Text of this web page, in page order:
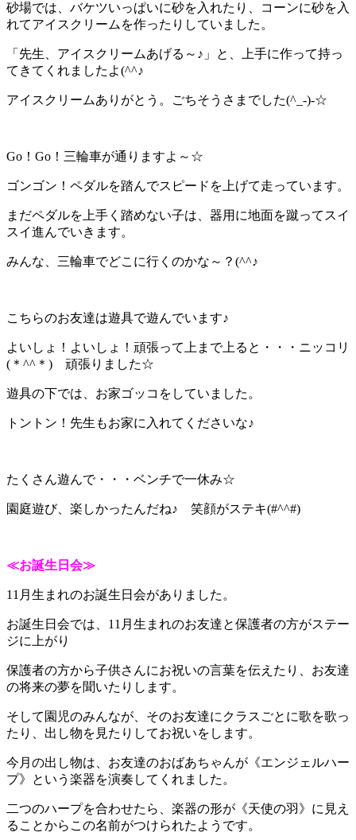
砂場では、バケツいっぱいに砂を入れたり、コーンに砂を入
れてアイスクリームを作ったりしていました。
「先生、アイスクリームあげる～♪」と、上手に作って持っ
てきてくれましたよ(^^♪
アイスクリームありがとう。ごちそうさまでした(^_-)-☆
Go！Go！三輪車が通りますよ～☆
ゴンゴン！ペダルを踏んでスピードを上げて走っています。
まだペダルを上手く踏めない子は、器用に地面を蹴ってスイ
スイ進んでいきます。
みんな、三輪車でどこに行くのかな～？(^^♪
こちらのお友達は遊具で遊んでいます♪
よいしょ！よいしょ！頑張って上まで上ると・・・ニッコリ
(＊^^＊) 頑張りました☆
遊具の下では、お家ゴッコをしていました。
トントン！先生もお家に入れてくださいな♪
たくさん遊んで・・・ベンチで一休み☆
園庭遊び、楽しかったんだね♪ 笑顔がステキ(#^^#)
≪お誕生日会≫
11月生まれのお誕生日会がありました。
お誕生日会では、11月生まれのお友達と保護者の方がステー
ジに上がり
保護者の方から子供さんにお祝いの言葉を伝えたり、お友達
の将来の夢を聞いたりします。
そして園児のみんなが、そのお友達にクラスごとに歌を歌っ
たり、出し物を見たりしてお祝いをします。
今月の出し物は、お友達のおばあちゃんが《エンジェルハー
プ》という楽器を演奏してくれました。
二つのハープを合わせたら、楽器の形が《天使の羽》に見え
ることからこの名前がつけられたようです。